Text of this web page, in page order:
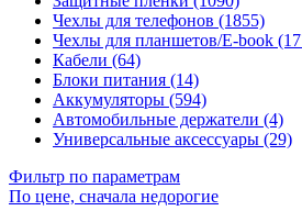
Чехлы для телефонов (1855)
Чехлы для планшетов/E-book
Кабели (64)
Блоки питания (14)
Аккумуляторы (594)
Автомобильные держатели (4)
Универсальные аксессуары (29)
Фильтр по параметрам
По цене, сначала недорогие